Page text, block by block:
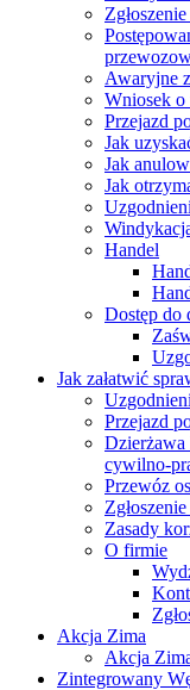
Awaryjne
Wniosek o
Przejazd
Jak
Jak
Jak
Handel
Dostęp do
Jak załatwić
Przejazd
Dzierżawa
cywilno-
Przewóz
Zasady
O firmie
Akcja Zima
Akcja
Zintegrowany